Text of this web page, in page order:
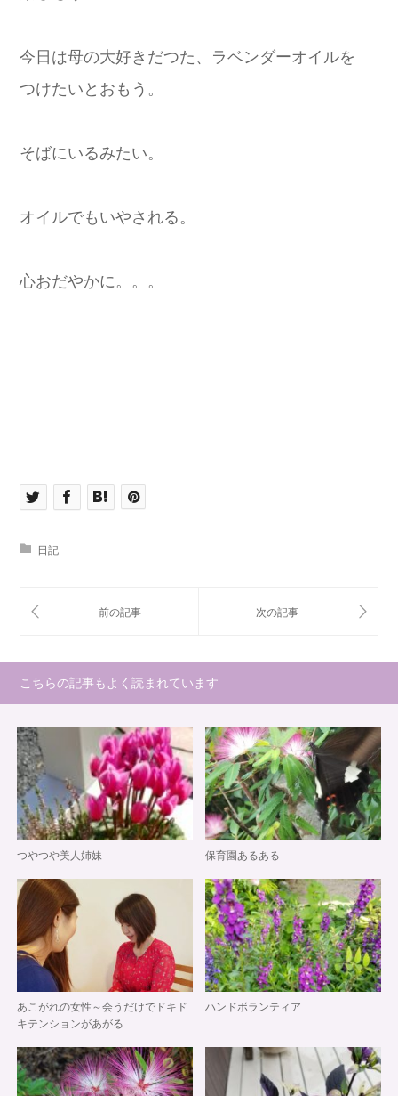
今日は母の大好きだつた、ラベンダーオイルを
つけたいとおもう。
そばにいるみたい。
オイルでもいやされる。
心おだやかに。。。
日記
こちらの記事もよく読まれています
つやつや美人姉妹 保育園あるある
あこがれの女性～会うだけでドキド
キテンションがあがる
ハンドボランティア